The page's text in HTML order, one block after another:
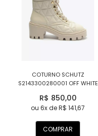
COTURNO SCHUTZ
S2143300280001 OFF WHITE
R$ 850,00
ou 6x de R$ 141,67
COMPRAR